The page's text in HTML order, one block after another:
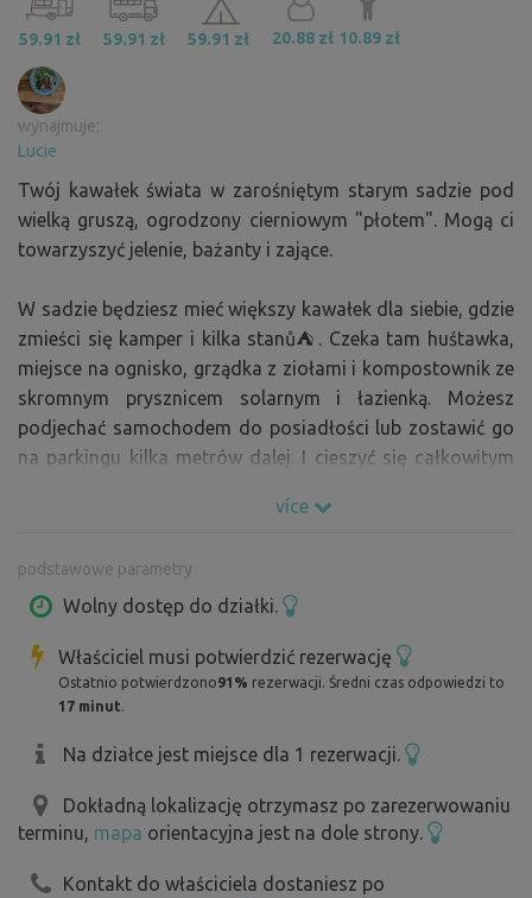
59.91 zł 59.91 zł 59.91 zł 20.88 zł 10.89 zł
wynajmuje:
Lucie
Twój kawałek świata w zarośniętym starym sadzie pod
wielką gruszą, ogrodzony cierniowym "płotem". Mogą ci
towarzyszyć jelenie, bażanty i zające.
W sadzie będziesz mieć większy kawałek dla siebie, gdzie
zmieści się kamper i kilka stanů⛺️. Czeka tam huśtawka,
miejsce na ognisko, grządka z ziołami i kompostownik ze
skromnym prysznicem solarnym i łazienką. Możesz
podjechać samochodem do posiadłości lub zostawić go
na parkingu kilka metrów dalej. I cieszyć się całkowitym
Aby zarezerwować miejsce dla większej grupy (więcej
Pod koniec lata i na początku jesieni można zbierać jabłka
zaledwie kilka kilometrów od sadu zaczyna się magiczny
górskie Džbán. Bezpośrednio z sadu można przejść
ścieżką przyrodniczą Novostrašecko wzdłuż lokalnych
stawów.
více
podstawowe parametry
Wolny dostęp do działki.
Właściciel musi potwierdzić rezerwację
Ostatnio potwierdzono91% rezerwacji. Średni czas odpowiedzi to
17 minut.
Na działce jest miejsce dla 1 rezerwacji.
Dokładną lokalizację otrzymasz po zarezerwowaniu
terminu, mapa orientacyjna jest na dole strony.
Kontakt do właściciela dostaniesz po